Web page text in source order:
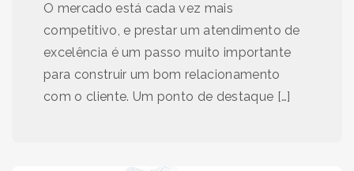
O mercado está cada vez mais
competitivo, e prestar um atendimento de
excelência é um passo muito importante
para construir um bom relacionamento
com o cliente. Um ponto de destaque […]